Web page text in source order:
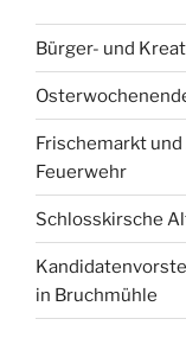
Bürger- und
Frischemarkt
Feuerwehr
Schlosskirsche
in Bruchmühle